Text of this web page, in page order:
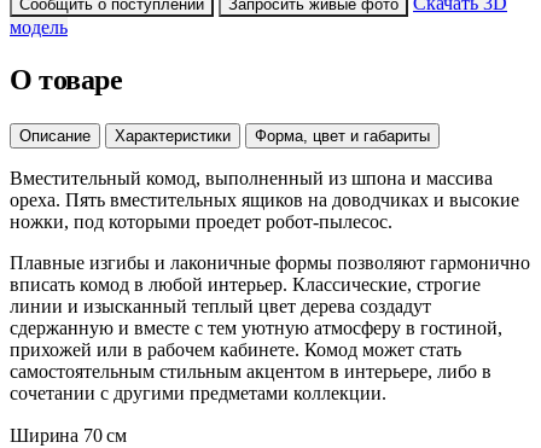
Сообщить о поступлении Запросить живые фото
модель
О товаре
Описание Характеристики Форма, цвет и габариты
Вместительный комод, выполненный из шпона и массива
ореха. Пять вместительных ящиков на доводчиках и высокие
ножки, под которыми проедет робот-пылесос.
Плавные изгибы и лаконичные формы позволяют гармонично
вписать комод в любой интерьер. Классические, строгие
линии и изысканный теплый цвет дерева создадут
сдержанную и вместе с тем уютную атмосферу в гостиной,
прихожей или в рабочем кабинете. Комод может стать
самостоятельным стильным акцентом в интерьере, либо в
сочетании с другими предметами коллекции.
Ширина 70 см